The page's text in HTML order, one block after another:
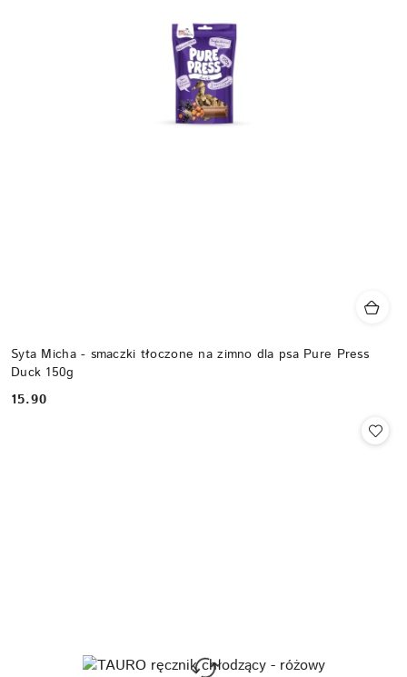
Syta Micha - smaczki tłoczone na zimno dla psa Pure Press
Duck 150g
Cena:
15.90